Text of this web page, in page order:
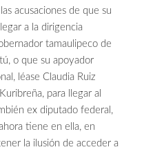
acusaciones de que su
a la dirigencia
tamaulipeco de
o que su apoyador
léase Claudia Ruiz
para llegar al
ex diputado federal,
tiene en ella, en
la ilusión de acceder a